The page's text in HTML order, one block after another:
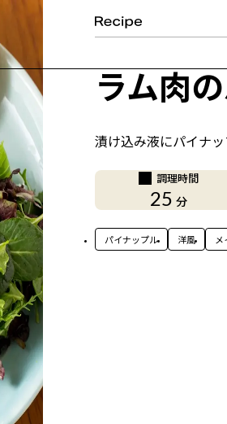
ラム肉
漬け込み液にパイナッ
調理時間
25 分
パイナップル 洋風 メ